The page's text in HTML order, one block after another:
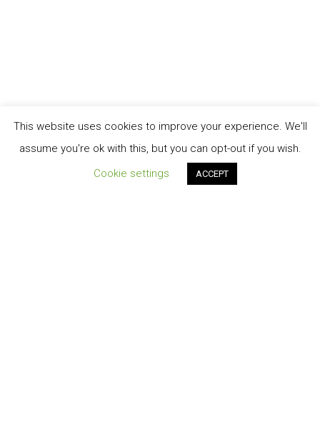
This website uses cookies to improve your experience. We'll
assume you're ok with this, but you can opt-out if you wish.
Cookie settings
ACCEPT